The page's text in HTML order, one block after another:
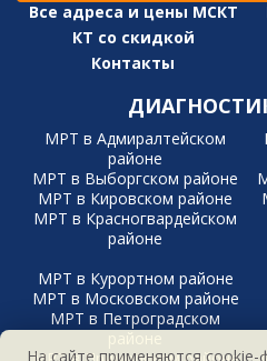
Все адреса и цены МСКТ
КТ со скидкой
Контакты
МРТ в Адмиралтейском
районе
МРТ в Выборгском районе
МРТ в Кировском районе
МРТ в Красногвардейском
районе
МРТ в Курортном районе
МРТ в Московском районе
МРТ в Петроградском
районе
На сайте применяются cookie-